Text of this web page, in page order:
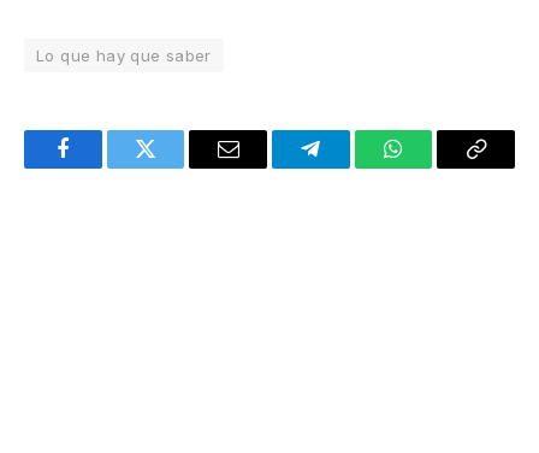
Lo que hay que saber
FacebookTwitter Email TelegramWhatsAppCopy